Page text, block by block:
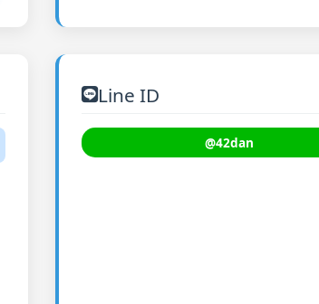
Line ID
@42dan